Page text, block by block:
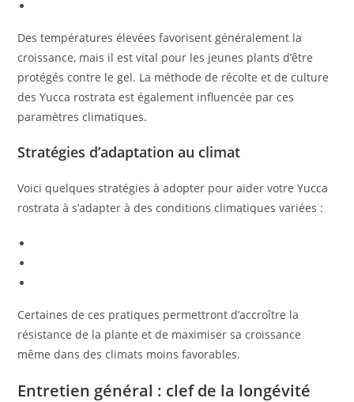
Des températures élevées favorisent généralement la
croissance, mais il est vital pour les jeunes plants d’être
protégés contre le gel. La méthode de récolte et de culture
des Yucca rostrata est également influencée par ces
paramètres climatiques.
Stratégies d’adaptation au climat
Voici quelques stratégies à adopter pour aider votre Yucca
rostrata à s’adapter à des conditions climatiques variées :
Certaines de ces pratiques permettront d’accroître la
résistance de la plante et de maximiser sa croissance
même dans des climats moins favorables.
Entretien général : clef de la longévité